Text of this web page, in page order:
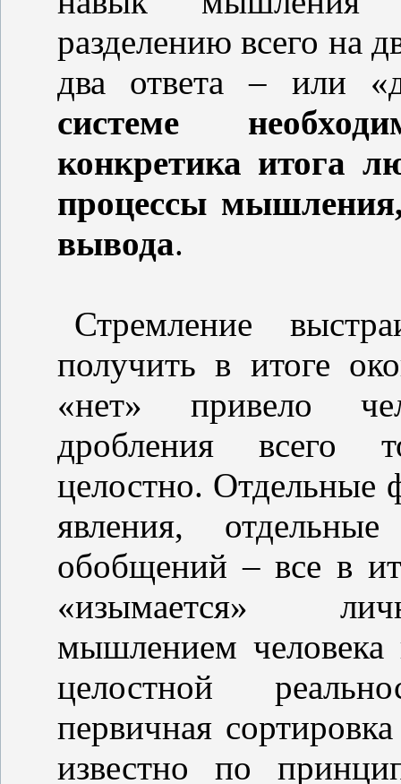
разделению всего на
два ответа – или
системе
конкретика итога
процессы мышления,
вывода.
Стремление
получить в итоге
«нет» привело
дробления всего
целостно. Отдельные
явления,
обобщений – все в
«изымается»
мышлением
целостной
первичная
известно по